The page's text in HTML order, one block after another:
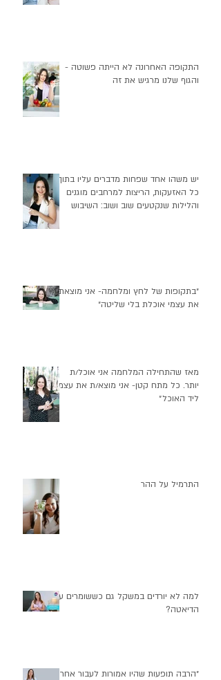
התקופה האחרונה לא הייתה פשוטה -
והגוף שלנו מרגיש את זה
יש משהו אחד שפחות מדברים עליו בתוך
כל האזעקות, הריצות למרחבים מוגנים
והלילות שנקטעים שוב ושוב: השיבוש
״בתקופות של לחץ ומלחמה- אני מוצאת
את עצמי אוכלת בלי שליטה״
מאז שהתחילה המלחמה אני אוכל/ת
יותר. כל מתח קטן- אני מוצא/ת את עצמי
ליד האוכל״
התרמיל על ההר
למה לא יורדים במשקל גם כששומרים על
הדיאטה?
״הרבה תופעות שהיו אמורות לעבור אחרי